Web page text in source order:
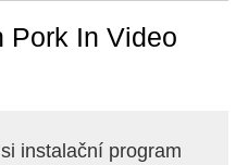
- John Pork
that the character
fictional and not
It's just entertainment.
Pork In Video
instalační program